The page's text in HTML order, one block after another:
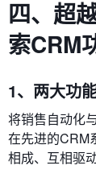
四、超
索CRM
1、两大功
将销售自动化
在先进的CRM
相成、互相驱